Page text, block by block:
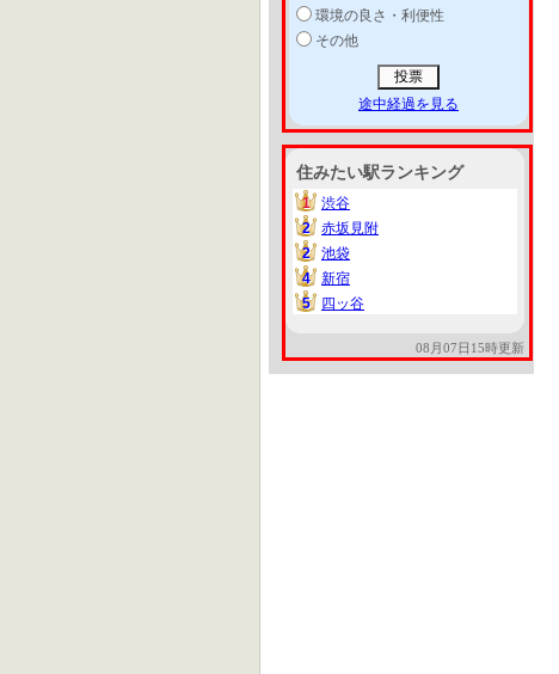
環境の良さ・利便性
その他
途中経過を見る
住みたい駅ランキング
1
1
渋谷
2
2
赤坂見附
2
2
池袋
4
4
新宿
5
5 四ッ谷
08月07日15時更新